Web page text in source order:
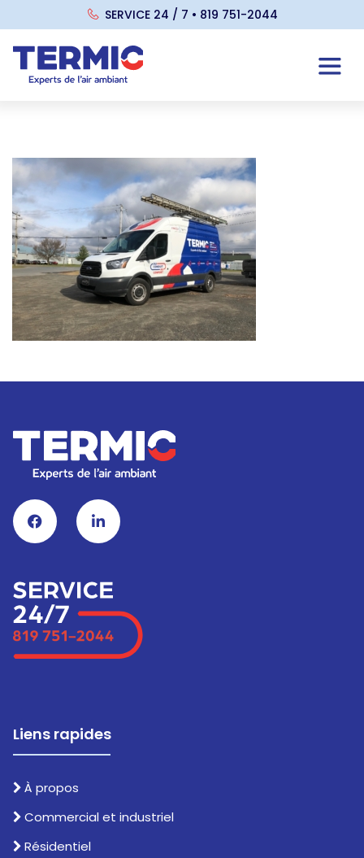
SERVICE 24 / 7 • 819 751-2044
Liens rapides
À propos
Commercial et industriel
Résidentiel